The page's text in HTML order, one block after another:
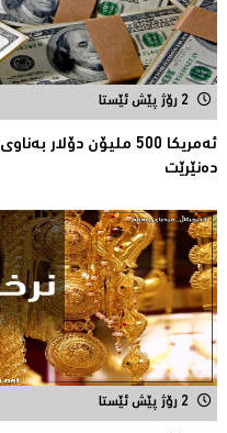
2 رۆژ پێش ئێستا
ئەمریكا 500 ملیۆن
دەنێرێت
2 رۆژ پێش ئێستا